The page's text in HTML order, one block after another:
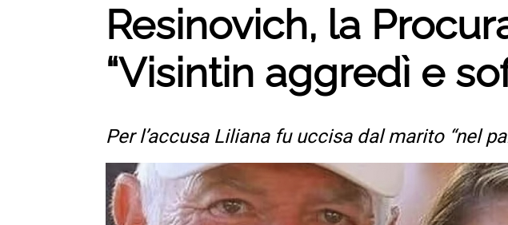
Resinovich, la
“Visintin aggredì e
Per l’accusa Liliana fu uccisa dal marito “nel